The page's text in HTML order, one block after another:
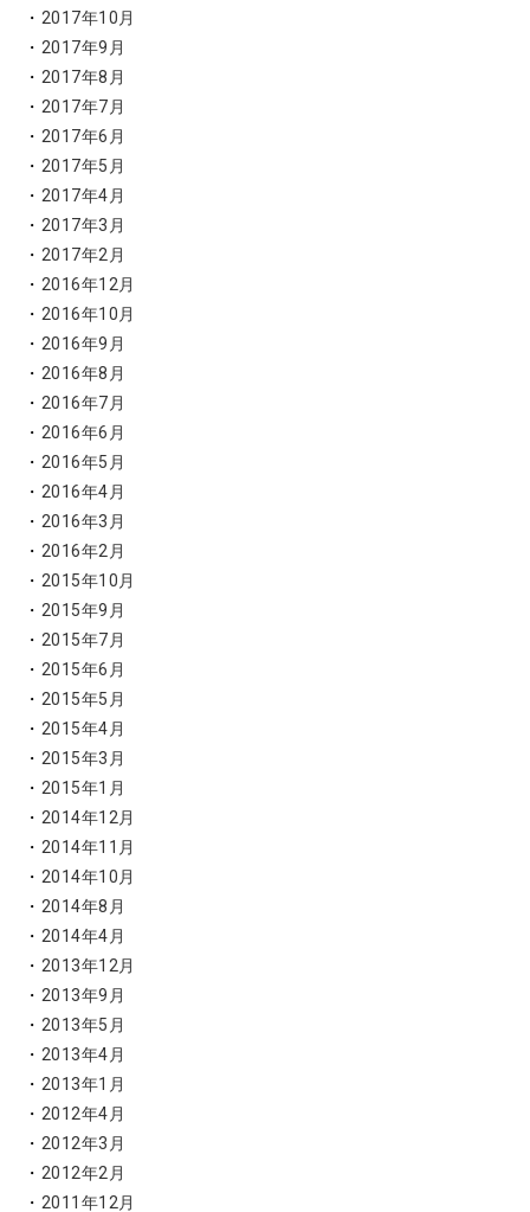
2017年10月
2017年9月
2017年8月
2017年7月
2017年6月
2017年5月
2017年4月
2017年3月
2017年2月
2016年12月
2016年10月
2016年9月
2016年8月
2016年7月
2016年6月
2016年5月
2016年4月
2016年3月
2016年2月
2015年10月
2015年9月
2015年7月
2015年6月
2015年5月
2015年4月
2015年3月
2015年1月
2014年12月
2014年11月
2014年10月
2014年8月
2014年4月
2013年12月
2013年9月
2013年5月
2013年4月
2013年1月
2012年4月
2012年3月
2012年2月
2011年12月